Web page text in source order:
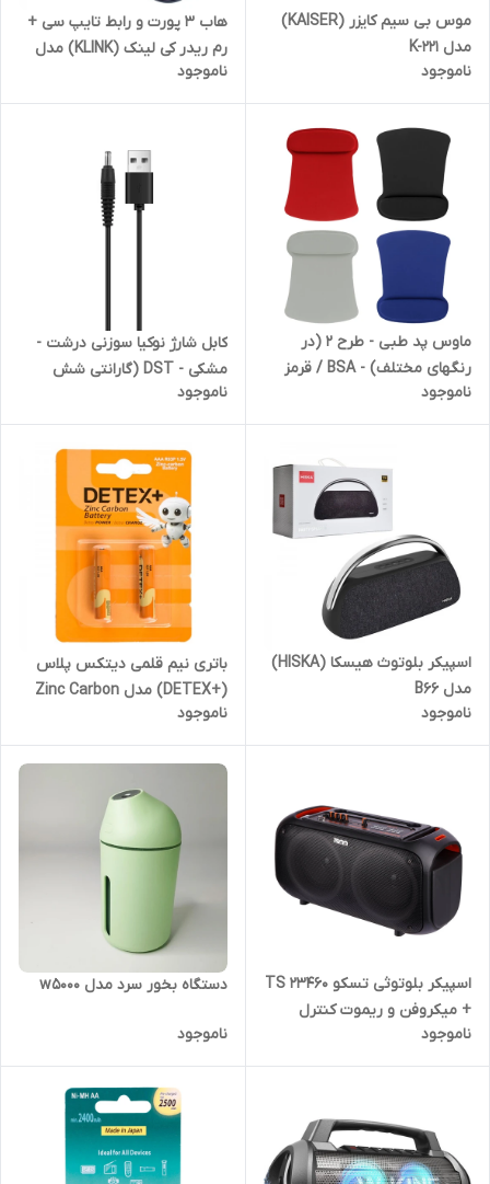
موس بی سیم کایزر (KAISER)
مدل K-221
ناموجود
هاب 3 پورت و رابط تایپ سی +
رم ریدر کی لینک (KLINK) مدل
K-8191
ناموجود
ماوس پد طبی - طرح 2 (در
رنگهای مختلف) - BSA / قرمز
ناموجود
کابل شارژ نوکیا سوزنی درشت -
مشکی - DST (گارانتی شش
ماهه)
ناموجود
اسپیکر بلوتوث هیسکا (HISKA)
مدل B66
ناموجود
باتری نیم قلمی دیتکس پلاس
(+DETEX) مدل Zinc Carbon
1.5V R03P AAA (کارتی 2 تایی)
ناموجود
اسپیکر بلوتوثی تسکو TS 23460
+ میکروفن و ریموت کنترل
ناموجود
دستگاه بخور سرد مدل w5000
ناموجود